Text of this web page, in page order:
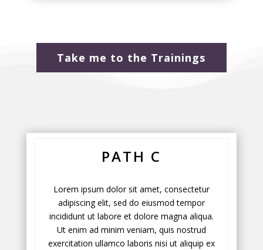
Take me to the Trainings
PATH C
Lorem ipsum dolor sit amet, consectetur
adipiscing elit, sed do eiusmod tempor
incididunt ut labore et dolore magna aliqua.
Ut enim ad minim veniam, quis nostrud
exercitation ullamco laboris nisi ut aliquip ex